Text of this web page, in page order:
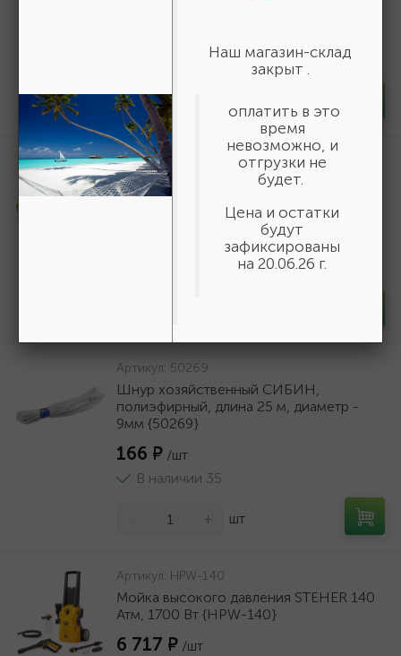
В наличии 6
-
Артикул: 06690
STAYER полукорпусной пистолет для
герметика Expert, антикапельная
система, 310 мл, серия Professional
Артикул: 50269
Шнур хозяйственный СИБИН,
полиэфирный, длина 25 м, диаметр -
9мм {50269}
166 ₽ /шт
В наличии 35
+ шт
Артикул: HPW-140
Мойка высокого давления STEHER 140
Атм, 1700 Вт {HPW-140}
6 717 ₽ /шт
Наш магазин-склад
закрыт .
оплатить в это
время
невозможно, и
отгрузки не
будет.
Цена и остатки
будут
зафиксированы
на 20.06.26 г.